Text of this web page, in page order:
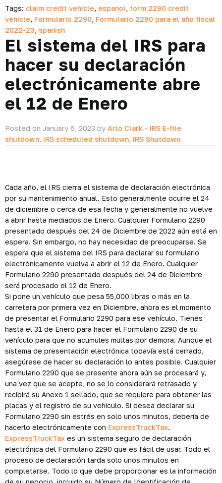
Tags: claim credit vehicle, espanol, form 2290 credit
vehicle, Formulario 2290, Formulario 2290 para el año fiscal
2022-23, spanish
El sistema del IRS para
hacer su declaración
electrónicamente abre
el 12 de Enero
Posted on January 6, 2023 by Arlo Clark - IRS E-file
shutdown, IRS scheduled shutdown, IRS Shutdown
Cada año, el IRS cierra el sistema de declaración electrónica
por su mantenimiento anual. Esto generalmente ocurre el 24
de diciembre o cerca de esa fecha y generalmente no vuelve
a abrir hasta mediados de Enero. Cualquier Formulario 2290
presentado después del 24 de Diciembre de 2022 aún está en
espera. Sin embargo, no hay necesidad de preocuparse. Se
espera que el sistema del IRS para declarar su formulario
electrónicamente vuelva a abrir el 12 de Enero. Cualquier
Formulario 2290 presentado después del 24 de Diciembre
será procesado el 12 de Enero.
Si pone un vehículo que pesa 55,000 libras o más en la
carretera por primera vez en Diciembre, ahora es el momento
de presentar el Formulario 2290 para ese vehículo. Tienes
hasta el 31 de Enero para hacer el Formulario 2290 de su
vehículo para que no acumules multas por demora. Aunque el
sistema de presentación electrónica todavía está cerrado,
asegúrese de hacer su declaración lo antes posible. Cualquier
Formulario 2290 que se presente ahora aún se procesará y,
una vez que se acepte, no se lo considerará retrasado y
recibirá su Anexo 1 sellado, que se requiere para obtener las
placas y el registro de su vehículo. Si desea declarar su
Formulario 2290 sin estrés en solo unos minutos, debería de
hacerlo electrónicamente con ExpressTruckTax.
ExpressTruckTax es un sistema seguro de declaración
electrónica del Formulario 2290 que es fácil de usar. Todo el
proceso de declaración tarda solo unos minutos en
completarse. Todo lo que debe proporcionar es la información